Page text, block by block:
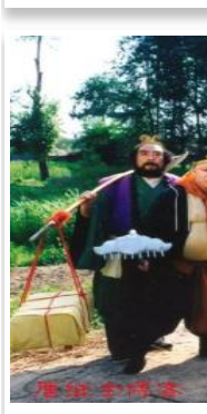
2 Tháng 6: Tại Tây Ban
ông sẽ thoái vị sau 39
tuổi, sẽ thay thế ông.
3 tháng 6: Trong cuộc
Assad được tái cử
phiếu bầu. Tuy nhiên,
kiểm soát của chính
cử.
Ngày 11 tháng 6: Các
và Syria (ISIS) kiểm
chính phủ một lớn và
chạy trốn Mosul. Thủ
cấp và thu hút sự giúp
chiến binh nhấn vào